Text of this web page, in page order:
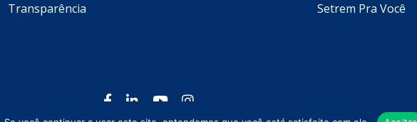
Transparência
Setrem Pra Você